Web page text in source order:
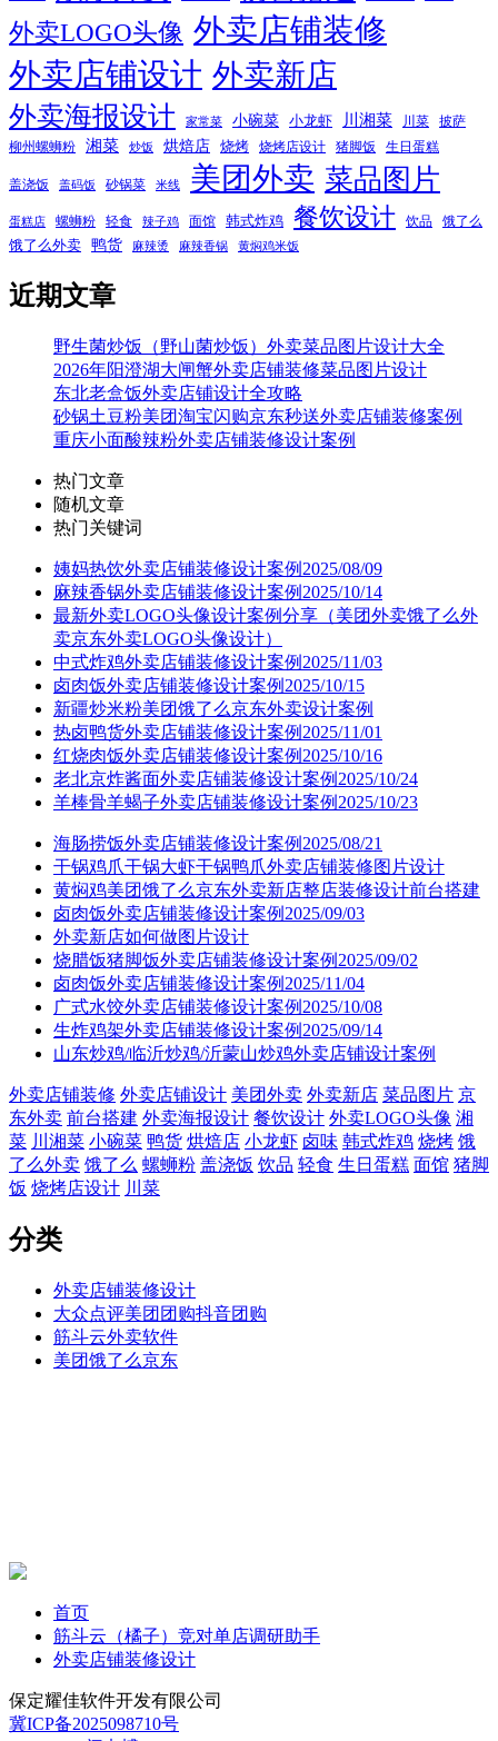
外卖LOGO头像 外卖店铺装修
外卖店铺设计 外卖新店
外卖海报设计 家常菜 小碗菜 小龙虾 川湘菜 川菜
披萨
柳州螺蛳粉
湘菜 炒饭 烘焙店 烧烤 烧烤店设计 猪脚饭 生日蛋糕
盖浇饭 盖码饭 砂锅菜 米线 美团外卖 菜品图片
蛋糕店 螺蛳粉 轻食 辣子鸡 面馆 韩式炸鸡 餐饮设计 饮品 饿了么
饿了么外卖 鸭货 麻辣烫 麻辣香锅 黄焖鸡米饭
近期文章
野生菌炒饭（野山菌炒饭）外卖菜品图片设计大全
2026年阳澄湖大闸蟹外卖店铺装修菜品图片设计
东北老盒饭外卖店铺设计全攻略
砂锅土豆粉美团淘宝闪购京东秒送外卖店铺装修案例
重庆小面酸辣粉外卖店铺装修设计案例
热门文章
随机文章
热门关键词
姨妈热饮外卖店铺装修设计案例2025/08/09
麻辣香锅外卖店铺装修设计案例2025/10/14
最新外卖LOGO头像设计案例分享（美团外卖饿了么外
卖京东外卖LOGO头像设计）
中式炸鸡外卖店铺装修设计案例2025/11/03
卤肉饭外卖店铺装修设计案例2025/10/15
新疆炒米粉美团饿了么京东外卖设计案例
热卤鸭货外卖店铺装修设计案例2025/11/01
红烧肉饭外卖店铺装修设计案例2025/10/16
老北京炸酱面外卖店铺装修设计案例2025/10/24
羊棒骨羊蝎子外卖店铺装修设计案例2025/10/23
海肠捞饭外卖店铺装修设计案例2025/08/21
干锅鸡爪干锅大虾干锅鸭爪外卖店铺装修图片设计
黄焖鸡美团饿了么京东外卖新店整店装修设计前台搭建
卤肉饭外卖店铺装修设计案例2025/09/03
外卖新店如何做图片设计
烧腊饭猪脚饭外卖店铺装修设计案例2025/09/02
卤肉饭外卖店铺装修设计案例2025/11/04
广式水饺外卖店铺装修设计案例2025/10/08
生炸鸡架外卖店铺装修设计案例2025/09/14
山东炒鸡/临沂炒鸡/沂蒙山炒鸡外卖店铺设计案例
外卖店铺装修 外卖店铺设计 美团外卖 外卖新店 菜品图片 京
东外卖 前台搭建 外卖海报设计 餐饮设计 外卖LOGO头像 湘
菜 川湘菜 小碗菜 鸭货 烘焙店 小龙虾 卤味 韩式炸鸡 烧烤 饿
了么外卖 饿了么 螺蛳粉 盖浇饭 饮品 轻食 生日蛋糕 面馆 猪脚
饭 烧烤店设计 川菜
分类
外卖店铺装修设计
大众点评美团团购抖音团购
筋斗云外卖软件
美团饿了么京东
首页
筋斗云（橘子）竞对单店调研助手
外卖店铺装修设计
保定耀佳软件开发有限公司
冀ICP备2025098710号